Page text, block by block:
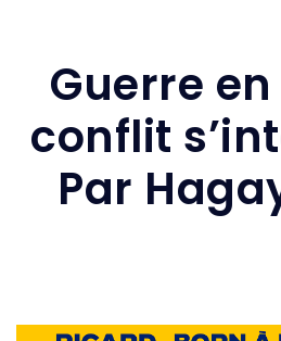
Guerre
conflit
Par